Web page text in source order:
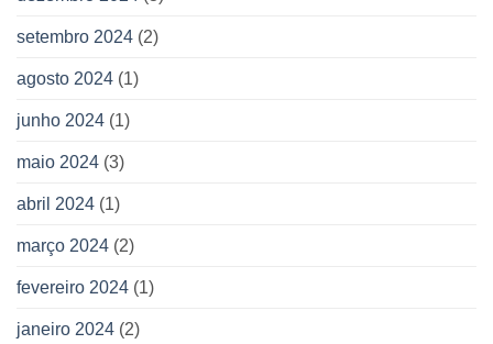
setembro 2024 (2)
agosto 2024 (1)
junho 2024 (1)
maio 2024 (3)
abril 2024 (1)
março 2024 (2)
fevereiro 2024 (1)
janeiro 2024 (2)